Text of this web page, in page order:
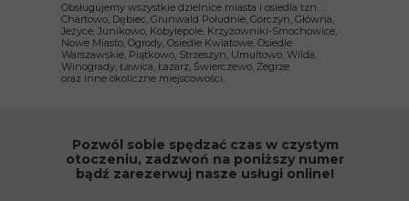
Obsługujemy wszystkie dzielnice miasta i osiedla tzn. :
Chartowo, Dębiec, Grunwald Południe, Górczyn, Główna,
Jeżyce, Junikowo, Kobylepole, Krzyżowniki-Smochowice,
Nowe Miasto, Ogrody, Osiedle Kwiatowe, Osiedle
Warszawskie, Piątkowo, Strzeszyn, Umultowo, Wilda,
Winogrady, Ławica, Łazarz, Świerczewo, Żegrze ​
oraz inne okoliczne miejscowości.
Pozwól sobie spędzać czas w czystym
otoczeniu, zadzwoń na poniższy numer
bądź zarezerwuj nasze usługi online!